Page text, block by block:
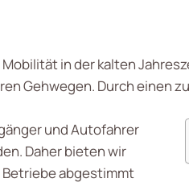
in der kalten
Gehwegen. Durch einen
und Autofahrer
Daher bieten wir
Betriebe abgestimmt